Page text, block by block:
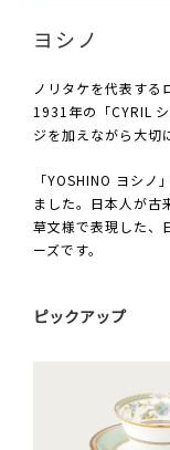
ヨシノ
ノリタケを代表する
1931年の「CYRIL
ジを加えながら大切
「YOSHINO ヨシ
ました。日本人が古
草文様で表現した、
ーズです。
ピックアップ